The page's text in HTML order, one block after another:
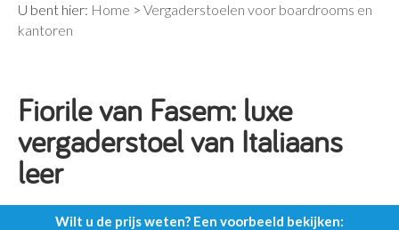
U bent hier: Home > Vergaderstoelen voor boardrooms en
kantoren
Fiorile van Fasem: luxe
vergaderstoel van Italiaans
leer
Wilt u de prijs weten? Een voorbeeld bekijken: